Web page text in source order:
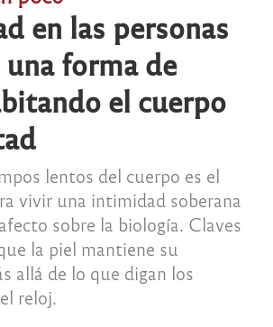
en las personas
forma de
el cuerpo
lentos del cuerpo es el
vivir una intimidad soberana
sobre la biología. Claves
la piel mantiene su
allá de lo que digan los
reloj.